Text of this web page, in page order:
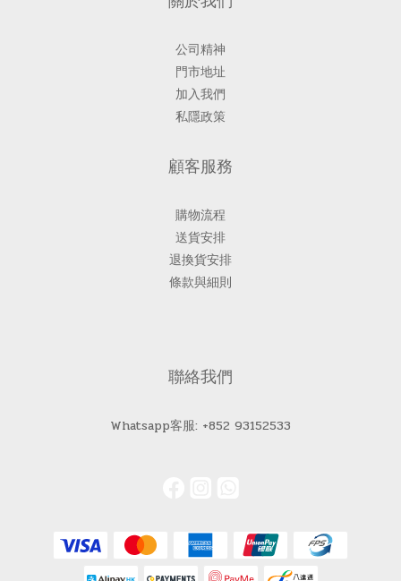
公司精神
門市地址
加入我們
私隱政策
顧客服務
購物流程
送貨安排
退換貨安排
條款與細則
聯絡我們
Whatsapp客服: +852 93152533